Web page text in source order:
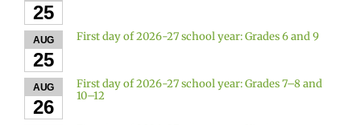
25
AUG
25
First day of 2026-27 school year: Grades 6 and 9
AUG
26
First day of 2026-27 school year: Grades 7–8 and
10–12